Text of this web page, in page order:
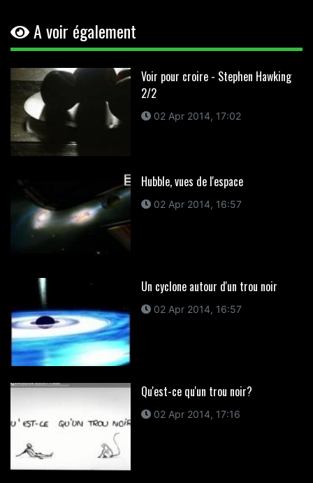
A voir également
Voir pour croire - Stephen Hawking
2/2
02 Apr 2014, 17:02
Hubble, vues de l'espace
02 Apr 2014, 16:57
Un cyclone autour d'un trou noir
02 Apr 2014, 16:57
Qu'est-ce qu'un trou noir?
02 Apr 2014, 17:16